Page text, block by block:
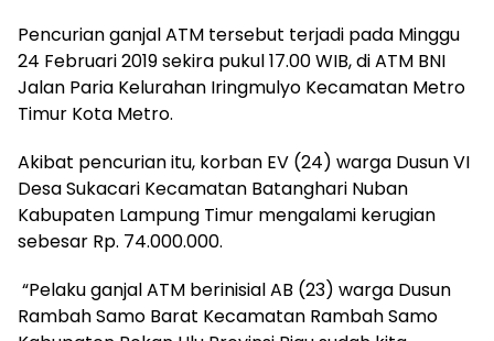
Pencurian ganjal ATM tersebut terjadi pada Minggu
24 Februari 2019 sekira pukul 17.00 WIB, di ATM BNI
Jalan Paria Kelurahan Iringmulyo Kecamatan Metro
Timur Kota Metro.
Akibat pencurian itu, korban EV (24) warga Dusun VI
Desa Sukacari Kecamatan Batanghari Nuban
Kabupaten Lampung Timur mengalami kerugian
sebesar Rp. 74.000.000.
“Pelaku ganjal ATM berinisial AB (23) warga Dusun
Rambah Samo Barat Kecamatan Rambah Samo